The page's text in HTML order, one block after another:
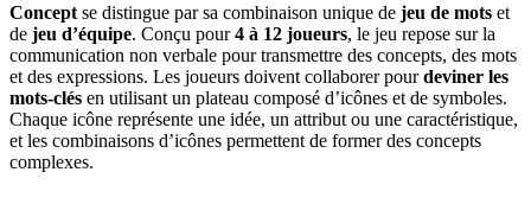
Concept se distingue par sa combinaison unique de jeu de mots et
de jeu d’équipe. Conçu pour4 à 12 joueurs, le jeu repose sur la
communication non verbale pour transmettre des concepts, des mots
et des expressions. Les joueurs doivent collaborer pourdeviner les
mots-clés en utilisant un plateau composé d’icônes et de symboles.
Chaque icône représente une idée, un attribut ou une caractéristique,
et les combinaisons d’icônes permettent de former des concepts
complexes.